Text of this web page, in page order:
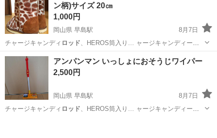
ン柄)サイズ 20㎝
1,000円
岡山県 早島駅
8月7日
チャージキャンディ ロッド、HEROS筒入り… ャージキャンディーロ
ッド5378円、HER…
岡山 都窪郡 早島駅 ベネッセ
アンパンマン いっしょにおそうじワイパー
2,500円
岡山県 早島駅
8月7日
チャージキャンディ ロッド、HEROS筒入り… ャージキャンディーロ